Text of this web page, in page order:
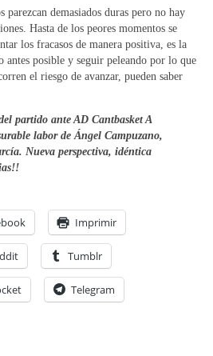
parezcan demasiados duras pero no hay
Hasta de los peores momentos se
los fracasos de manera positiva, es la
antes posible y seguir peleando por lo que
el riesgo de avanzar, pueden saber
partido ante AD Cantbasket A
labor de Ángel Campuzano,
Nueva perspectiva, idéntica
Imprimir
Tumblr
Telegram